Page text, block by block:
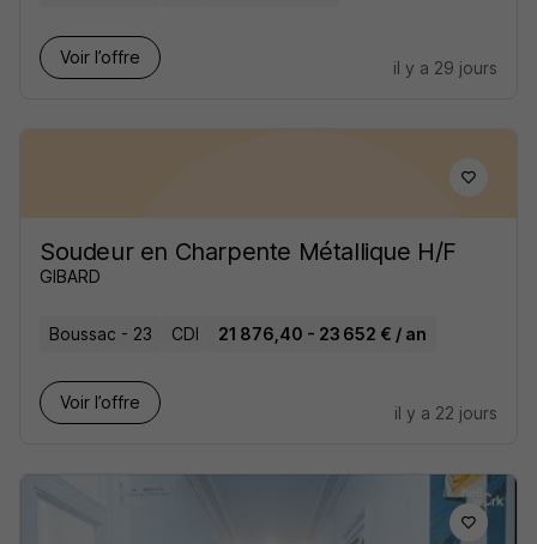
Voir l’offre
il y a 29 jours
Soudeur en Charpente Métallique H/F
GIBARD
Boussac - 23 CDI 21 876,40 - 23 652 € / an
Voir l’offre
il y a 22 jours